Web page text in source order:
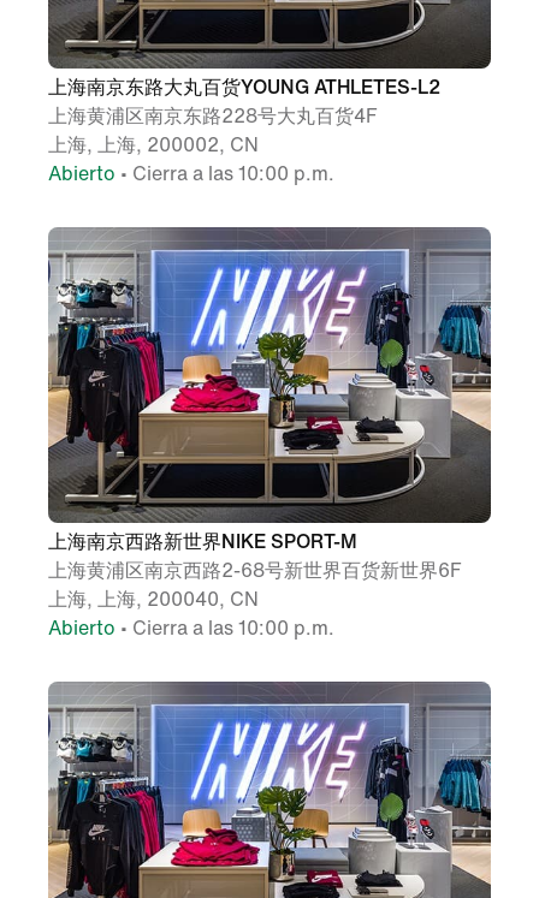
上海南京东路大丸百货YOUNG ATHLETES-L2
上海黄浦区南京东路228号大丸百货4F
上海, 上海, 200002, CN
Abierto • Cierra a las 10:00 p.m.
上海南京西路新世界NIKE SPORT-M
上海黄浦区南京西路2-68号新世界百货新世界6F
上海, 上海, 200040, CN
Abierto • Cierra a las 10:00 p.m.